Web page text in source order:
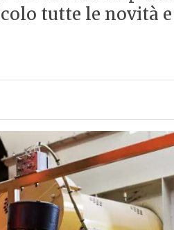
tutte le novità e